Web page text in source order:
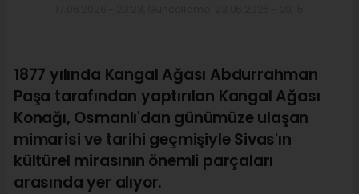
1877 yılında Kangal Ağası Abdurrahman
Paşa tarafından yaptırılan Kangal Ağası
Konağı, Osmanlı'dan günümüze ulaşan
mimarisi ve tarihi geçmişiyle Sivas'ın
kültürel mirasının önemli parçaları
arasında yer alıyor.